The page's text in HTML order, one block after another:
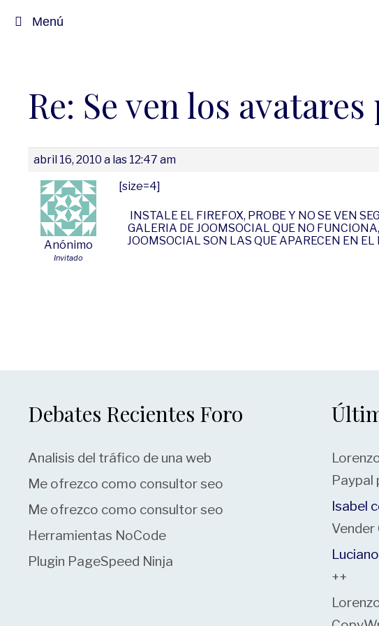
Menú
Re: Se ven los
abril 16, 2010 a las 12:47 am
Anónimo
Invitado
[size=4]
INSTALE EL FIREFOX, PROBE Y NO SE VEN
GALERIA DE JOOMSOCIAL QUE NO
JOOMSOCIAL SON LAS QUE APARECEN EN
Debates Recientes Foro
Analisis del tráfico de una web
Me ofrezco como consultor seo
Me ofrezco como consultor seo
Herramientas NoCode
Plugin PageSpeed Ninja
Paypal
Isabel
Vender
++